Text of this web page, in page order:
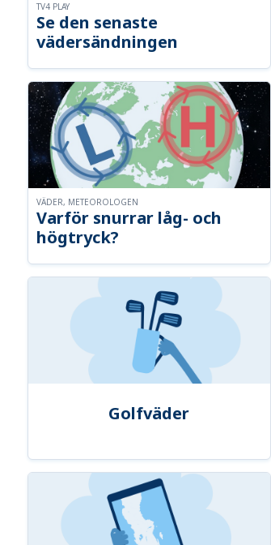
Se den senaste
vädersändningen
TV4 PLAY
Varför snurrar låg- och
högtryck?
VÄDER, METEOROLOGEN
Golfväder